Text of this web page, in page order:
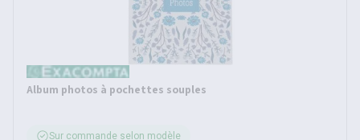
Album photos à pochettes souples
Sur commande selon modèle